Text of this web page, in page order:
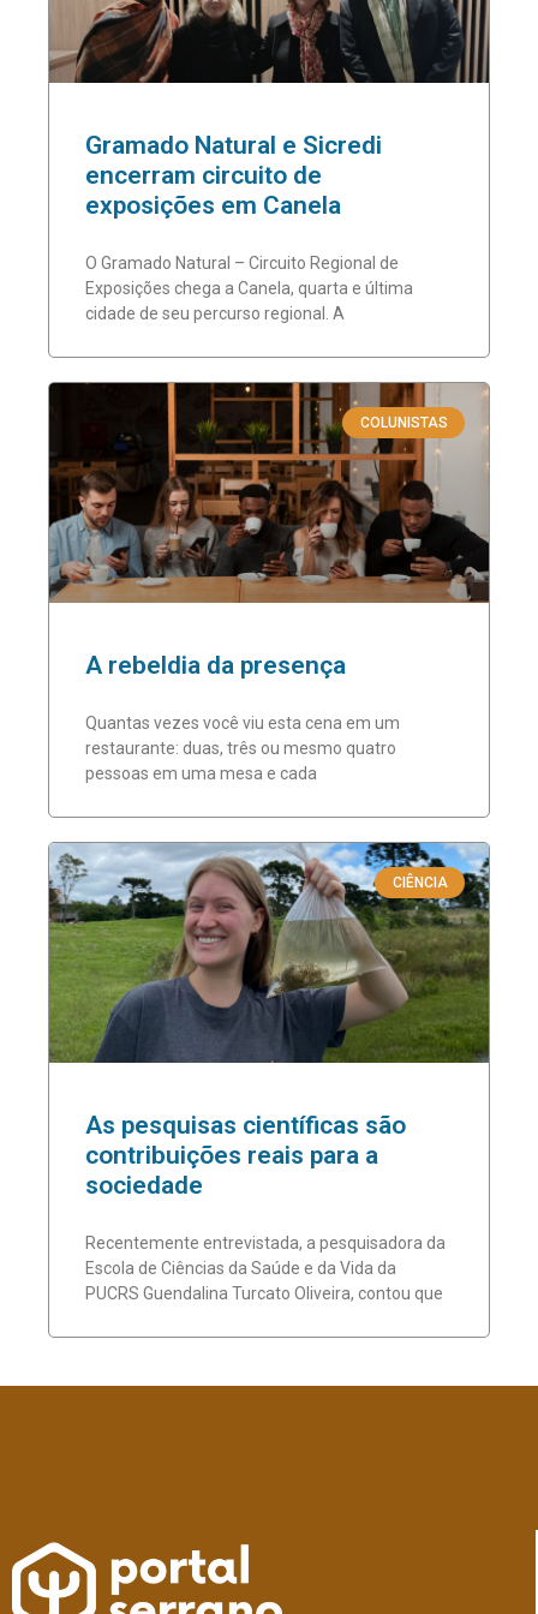
Gramado Natural e Sicredi
encerram circuito de
exposições em Canela
O Gramado Natural – Circuito Regional de
Exposições chega a Canela, quarta e última
cidade de seu percurso regional. A
COLUNISTAS
A rebeldia da presença
Quantas vezes você viu esta cena em um
restaurante: duas, três ou mesmo quatro
pessoas em uma mesa e cada
CIÊNCIA
As pesquisas científicas são
contribuições reais para a
sociedade
Recentemente entrevistada, a pesquisadora da
Escola de Ciências da Saúde e da Vida da
PUCRS Guendalina Turcato Oliveira, contou que